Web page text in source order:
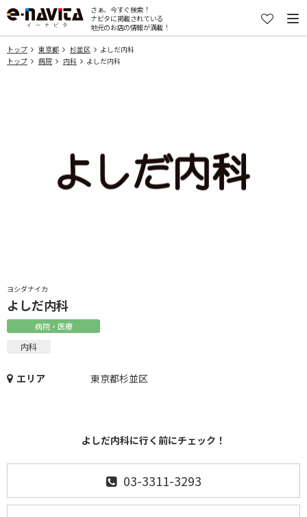
さぁ、今すぐ検索！
ナビタに掲載されている
地元のお店の情報が満載！
トップ 東京都 杉並区
よしだ内科
トップ
病院 内科 よしだ内科
ヨシダナイカ
よしだ内科
病院・医療
内科
エリア 東京都杉並区
よしだ内科に行く前にチェック！
03-3311-3293